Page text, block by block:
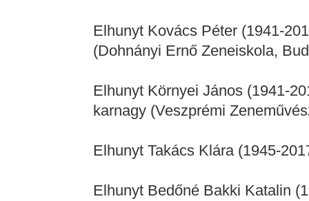
Elhunyt Kovács Péter (1941-
(Dohnányi Ernő Zeneiskola,
Elhunyt Környei János (1941-
karnagy (Veszprémi
Elhunyt Takács Klára (1945-
Elhunyt Bedőné Bakki Katalin